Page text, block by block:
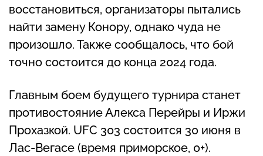
восстановиться, организаторы пытались
найти замену Конору, однако чуда не
произошло. Также сообщалось, что бой
точно состоится до конца 2024 года.
Главным боем будущего турнира станет
противостояние Алекса Перейры и Иржи
Прохазкой. UFC 303 состоится 30 июня в
Лас-Вегасе (время приморское, 0+).